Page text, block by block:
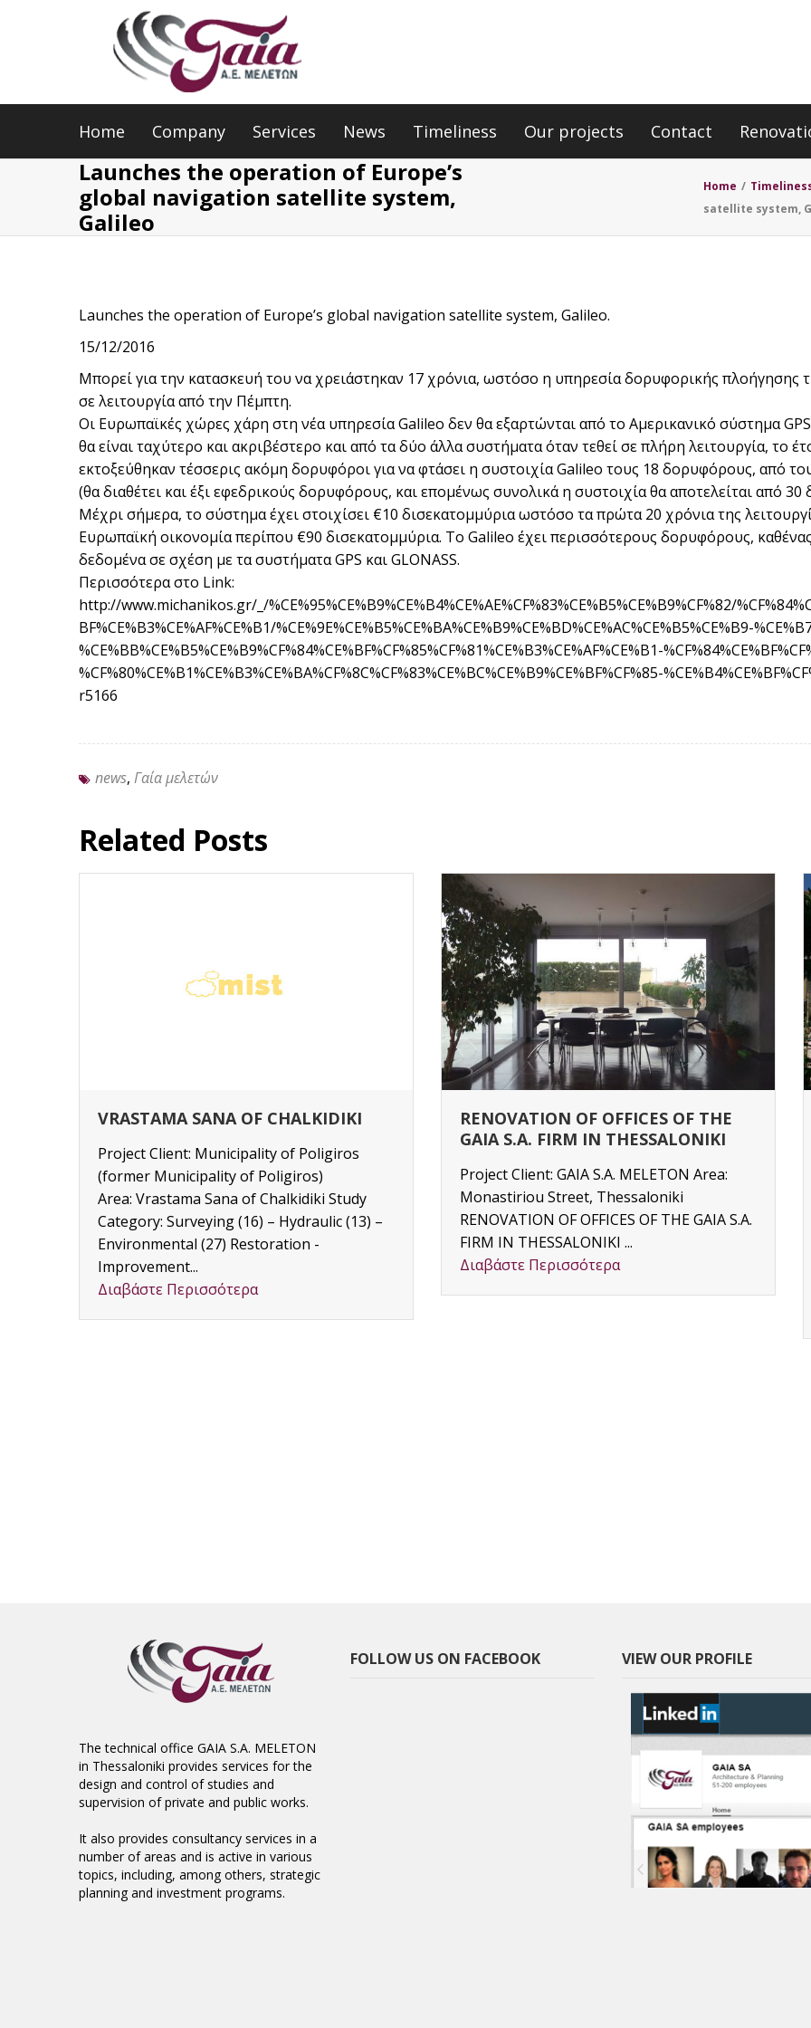
Home Company Services News Timeliness Our projects Contact
Launches the operation of Europe’s
global navigation satellite system,
Galileo
Home /
satellite system,
Launches the operation of Europe’s global navigation satellite system, Galileo.
15/12/2016
Μπορεί για την κατασκευή του να χρειάστηκαν 17 χρόνια, ωστόσο η υπηρεσία δορυφορικής πλοήγησης
σε λειτουργία από την Πέμπτη.
Οι Ευρωπαϊκές χώρες χάρη στη νέα υπηρεσία Galileo δεν θα εξαρτώνται από το Αμερικανικό σύστημα
θα είναι ταχύτερο και ακριβέστερο και από τα δύο άλλα συστήματα όταν τεθεί σε πλήρη λειτουργία, το
εκτοξεύθηκαν τέσσερις ακόμη δορυφόροι για να φτάσει η συστοιχία Galileo τους 18 δορυφόρους, από
(θα διαθέτει και έξι εφεδρικούς δορυφόρους, και επομένως συνολικά η συστοιχία θα αποτελείται από
Μέχρι σήμερα, το σύστημα έχει στοιχίσει €10 δισεκατομμύρια ωστόσο τα πρώτα 20 χρόνια της
Ευρωπαϊκή οικονομία περίπου €90 δισεκατομμύρια. Το Galileo έχει περισσότερους δορυφόρους,
δεδομένα σε σχέση με τα συστήματα GPS και GLONASS.
Περισσότερα στο Link:
http://www.michanikos.gr/_/%CE%95%CE%B9%CE%B4%CE%AE%CF%83%CE%B5%CE%B9%CF%82/
BF%CE%B3%CE%AF%CE%B1/%CE%9E%CE%B5%CE%BA%CE%B9%CE%BD%CE%AC%CE%B5%CE%B9-
%CE%BB%CE%B5%CE%B9%CF%84%CE%BF%CF%85%CF%81%CE%B3%CE%AF%CE%B1-
%CF%80%CE%B1%CE%B3%CE%BA%CF%8C%CF%83%CE%BC%CE%B9%CE%BF%CF%85-
r5166
news, Γαία μελετών
Related Posts
RENOVATION OF OFFICES OF THE
Project Client: GAIA S.A. MELETON Area:
Monastiriou Street, Thessaloniki
RENOVATION OF OFFICES OF THE GAIA S.A.
FIRM IN THESSALONIKI ...
Διαβάστε Περισσότερα
TRADITIONAL HOUSE IN PROMIRI
OF THE MUNICIPALITY OF SIPIADA
Project Client: INDIVIDUAL CLIENT
Area:Promiri, Municipality of Sopiada of
MAGNISIA, Southern Pilio &nbsp;
Traditional House in Promiri of the
The technical office GAIA S.A. MELETON
in Thessaloniki provides services for the
design and control of studies and
supervision of private and public works.
It also provides consultancy services in a
number of areas and is active in various
topics, including, among others, strategic
planning and investment programs.
FOLLOW US ON FACEBOOK VIEW OUR PROFILE